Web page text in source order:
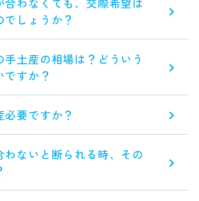
しょうか？
土産の相場は？どういう
すか？
要ですか？
わないと断られる時、その